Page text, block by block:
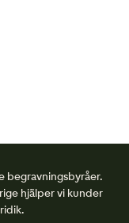
begravningsbyråer.
hjälper vi kunder